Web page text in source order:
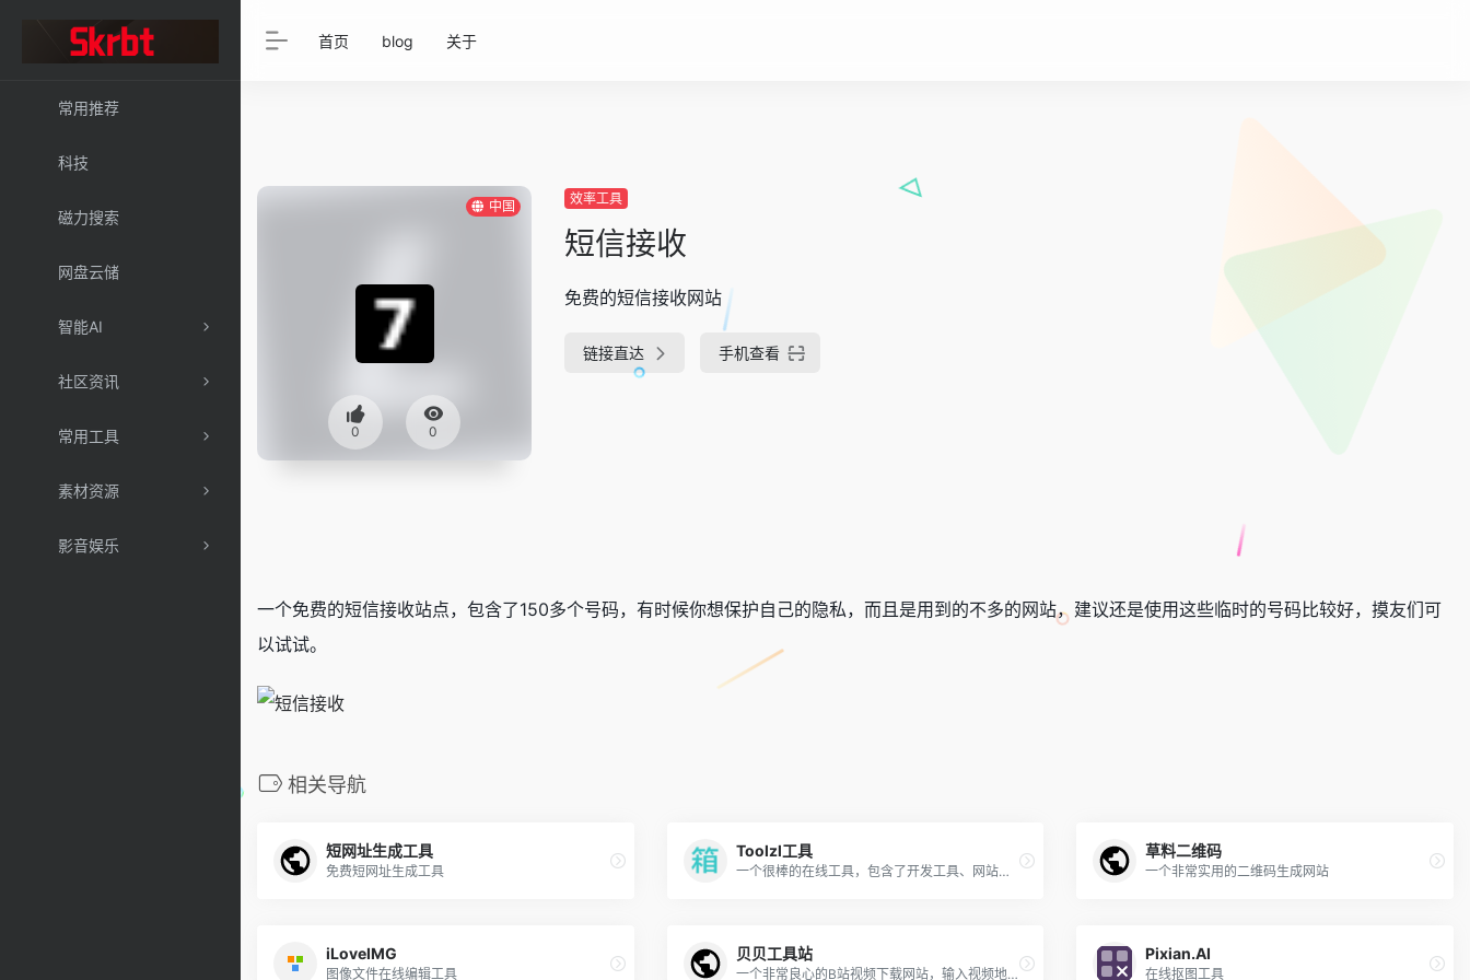
常用推荐
科技
磁力搜索
网盘云储
智能AI
社区资讯
常用工具
素材资源
影音娱乐
首页 blog 关于
中国
0 0
效率工具
短信接收
免费的短信接收网站
链接直达 手机查看
一个免费的短信接收站点，包含了150多个号码，有时候你想保护自己的隐私，而且是用到的不多的网站，建议还是使用这些临时的号码比较好，摸友们可
以试试。
相关导航
短网址生成工具
免费短网址生成工具
Toolzl工具
一个很棒的在线工具，包含了开发工具、网站运维、日常工具、微信工具、图片识别等十个大类
草料二维码
一个非常实用的二维码生成网站
iLoveIMG
图像文件在线编辑工具
贝贝工具站
一个非常良心的B站视频下载网站，输入视频地址，解析下载视频/音频。多种画质分辨率和格式可以按需选择，超级[…]
Pixian.AI
在线抠图工具